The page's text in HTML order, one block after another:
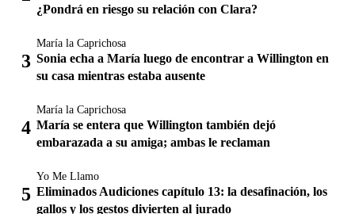
¿Pondrá en riesgo su relación con Clara?
María la Caprichosa
Sonia echa a María luego de encontrar a Willington en
su casa mientras estaba ausente
María la Caprichosa
María se entera que Willington también dejó
embarazada a su amiga; ambas le reclaman
Yo Me Llamo
Eliminados Audiciones capítulo 13: la desafinación, los
gallos y los gestos divierten al jurado